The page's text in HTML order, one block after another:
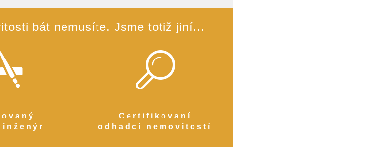
bát nemusíte. Jsme totiž jiní...
Certifikovaní
odhadci nemovitostí